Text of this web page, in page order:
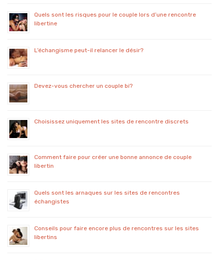
Quels sont les risques pour le couple lors d’une rencontre
libertine
L’échangisme peut-il relancer le désir?
Devez-vous chercher un couple bi?
Choisissez uniquement les sites de rencontre discrets
Comment faire pour créer une bonne annonce de couple
libertin
Quels sont les arnaques sur les sites de rencontres
échangistes
Conseils pour faire encore plus de rencontres sur les sites
libertins